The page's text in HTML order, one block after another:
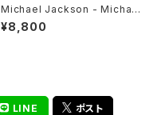
Michael Jackson - Michae
l: Songs From The Motion
Picture(2LP)
¥8,800
LINE ポスト